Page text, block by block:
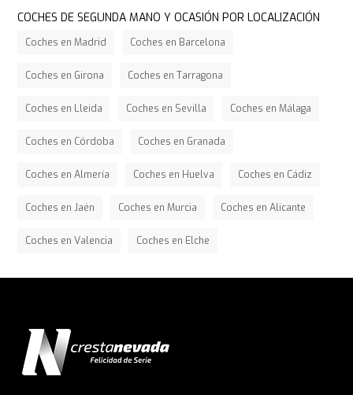
COCHES DE SEGUNDA MANO Y OCASIÓN POR LOCALIZACIÓN
Coches en Madrid Coches en Barcelona
Coches en Girona Coches en Tarragona
Coches en Lleida Coches en Sevilla Coches en Málaga
Coches en Córdoba Coches en Granada
Coches en Almería Coches en Huelva Coches en Cádiz
Coches en Jaén Coches en Murcia Coches en Alicante
Coches en Valencia Coches en Elche